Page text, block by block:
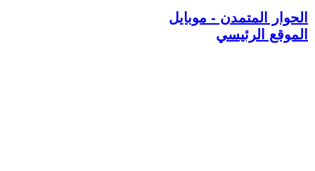
الحوار المتمدن - موبايل
الموقع الرئيسي